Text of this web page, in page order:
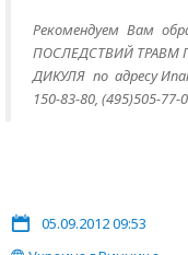
Рекомендуем Вам
ПОСЛЕДСТВИЙ ТРАВМ
ДИКУЛЯ по адресу
150-83-80, (495)505-
05.09.2012 09:53